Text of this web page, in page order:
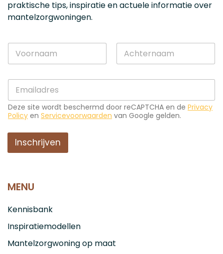
praktische tips, inspiratie en actuele informatie over
mantelzorgwoningen.
N
a
E
a
i
*
-
i
l
E
m
a
i
l
Deze site wordt beschermd door reCAPTCHA en de Privacy
Policy en Servicevoorwaarden van Google gelden.
Inschrijven
MENU
Kennisbank
Inspiratiemodellen
Mantelzorgwoning op maat